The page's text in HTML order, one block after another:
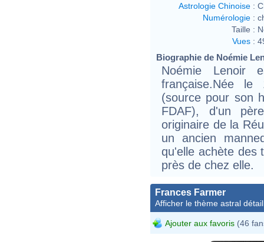
Astrologie Chinoise :
Numérologie :
Taille :
Vues :
Biographie de Noémie
Noémie Lenoir
française.Née
(source pour son
FDAF), d'un
originaire de la
un ancien
qu'elle achète des
près de chez elle.
Frances Farmer
Afficher le thème astral
Ajouter aux favoris (46